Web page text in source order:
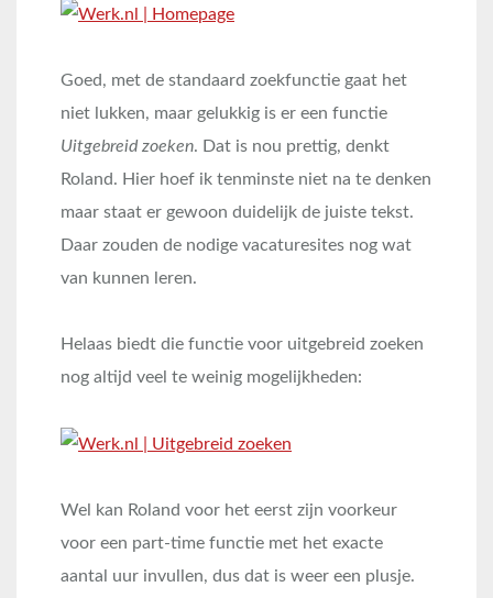
Goed, met de standaard zoekfunctie gaat het
niet lukken, maar gelukkig is er een functie
Uitgebreid zoeken. Dat is nou prettig, denkt
Roland. Hier hoef ik tenminste niet na te denken
maar staat er gewoon duidelijk de juiste tekst.
Daar zouden de nodige vacaturesites nog wat
van kunnen leren.
Helaas biedt die functie voor uitgebreid zoeken
nog altijd veel te weinig mogelijkheden:
Wel kan Roland voor het eerst zijn voorkeur
voor een part-time functie met het exacte
aantal uur invullen, dus dat is weer een plusje.